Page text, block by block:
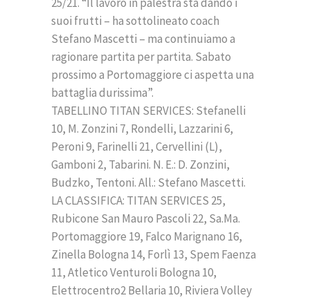
suoi frutti – ha sottolineato coach
Stefano Mascetti – ma continuiamo a
ragionare partita per partita. Sabato
prossimo a Portomaggiore ci aspetta una
battaglia durissima”.
TABELLINO TITAN SERVICES: Stefanelli
10, M. Zonzini 7, Rondelli, Lazzarini 6,
Peroni 9, Farinelli 21, Cervellini (L),
Gamboni 2, Tabarini. N. E.: D. Zonzini,
Budzko, Tentoni. All.: Stefano Mascetti.
LA CLASSIFICA: TITAN SERVICES 25,
Rubicone San Mauro Pascoli 22, Sa.Ma.
Portomaggiore 19, Falco Marignano 16,
Zinella Bologna 14, Forlì 13, Spem Faenza
11, Atletico Venturoli Bologna 10,
Elettrocentro2 Bellaria 10, Riviera Volley